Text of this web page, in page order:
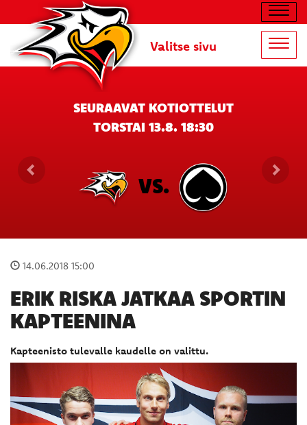
Valitse sivu
SEURAAVAT KOTIOTTELUT
TORSTAI 13.8. 18:30
VS.
14.06.2018 15:00
ERIK RISKA JATKAA SPORTIN
KAPTEENINA
Kapteenisto tulevalle kaudelle on valittu.